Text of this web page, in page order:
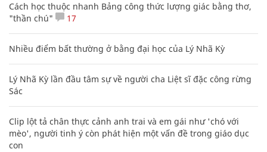
Cách học thuộc nhanh Bảng công thức lượng giác bằng thơ,
"thần chú"
17
Nhiều điểm bất thường ở bằng đại học của Lý Nhã Kỳ
Lý Nhã Kỳ lần đầu tâm sự về người cha Liệt sĩ đặc công rừng
Sác
Clip lột tả chân thực cảnh anh trai và em gái như 'chó với
mèo', người tinh ý còn phát hiện một vấn đề trong giáo dục
con